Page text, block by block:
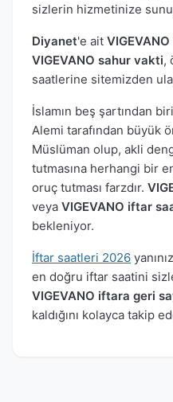
sizlerin hizmetinize
Diyanet'e ait
VIGEVANO sahur vakti,
saatlerine sitemizden
İslamın beş şartından
Alemi tarafından büyük
Müslüman olup, akli
tutmasına herhangi bir
oruç tutması farzdır.
veya VIGEVANO iftar
bekleniyor.
İftar saatleri 2026
en doğru iftar saatini
VIGEVANO iftara geri
kaldığını kolayca takip